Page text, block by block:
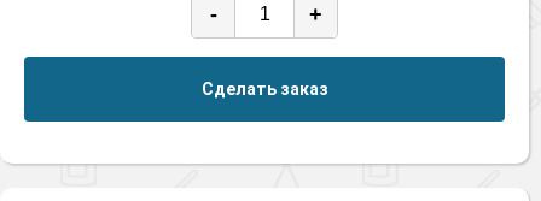
- +
Сделать заказ